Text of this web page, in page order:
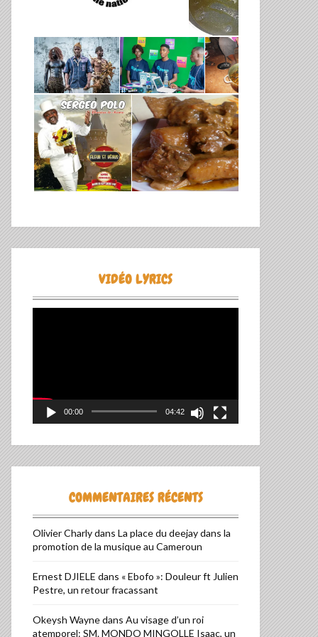
VIDÉO LYRICS
00:00 04:42
COMMENTAIRES RÉCENTS
Olivier Charlydans La place du deejay dans la
promotion de la musique au Cameroun
Ernest DJIELE dans « Ebofo »: Douleur ft Julien
Pestre, un retour fracassant
Okeysh Waynedans Au visage d’un roi
atemporel: SM. MONDO MINGOLLE Isaac, un